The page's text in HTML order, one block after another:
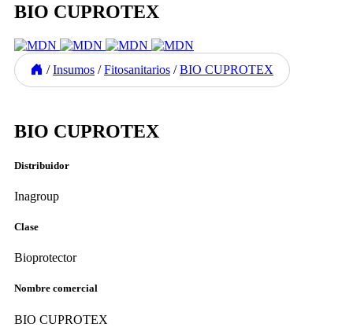
BIO CUPROTEX
/ Insumos / Fitosanitarios / BIO CUPROTEX
BIO CUPROTEX
Distribuidor
Inagroup
Clase
Bioprotector
Nombre comercial
BIO CUPROTEX